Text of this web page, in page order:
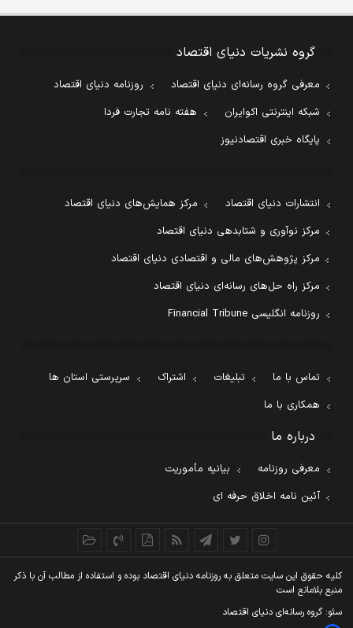
گروه نشریات دنیای اقتصاد
معرفی گروه رسانه‌ای دنیای اقتصاد
روزنامه دنیای اقتصاد
شبکه اینترنتی اکوایران
هفته نامه تجارت فردا
پایگاه خبری اقتصادنیوز
انتشارات دنیای اقتصاد
مرکز همایش‌های دنیای اقتصاد
مرکز نوآوری و شتابدهی دنیای اقتصاد
مرکز پژوهش‌های مالی و اقتصادی دنیای اقتصاد
مرکز راه حل‌های رسانه‌ای دنیای اقتصاد
روزنامه انگلیسی Financial Tribune
تماس با ما تبلیغات اشتراک
سرپرستی استان ها
همکاری با ما
درباره ما
معرفی روزنامه
بیانیه مأموریت
آئین نامه اخلاق حرفه ای
کليه حقوق اين سايت متعلق به روزنامه دنيای اقتصاد بوده و استفاده از مطالب آن با ذکر
منبع بلامانع است
سئو: گروه رسانه‌ای دنیای اقتصاد